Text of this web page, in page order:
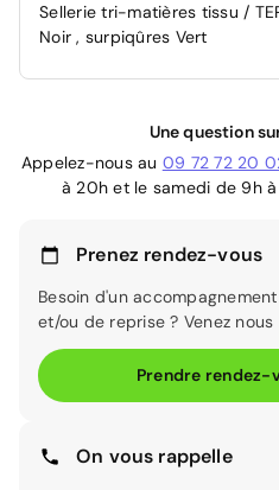
Sellerie tri-matières tissu /
Noir , surpiqûres Vert
Une question
Appelez-nous au 09 72 72 20
à 20h et le samedi de 9h
Prenez rendez-vous
Besoin d'un
et/ou de reprise ? Venez
Prendre rendez-
On vous rappelle